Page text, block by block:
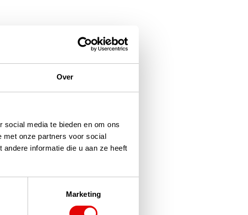
Over
media te bieden en om ons
met onze partners voor social
informatie die u aan ze heeft
Marketing